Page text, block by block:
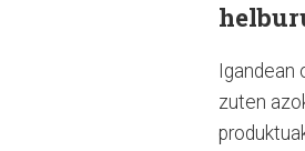
Igandean
zuten